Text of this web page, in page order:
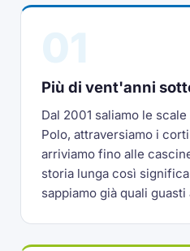
Più di vent'anni
Dal 2001 saliamo le
Polo, attraversiamo i
arriviamo fino alle
storia lunga così
sappiamo già quali